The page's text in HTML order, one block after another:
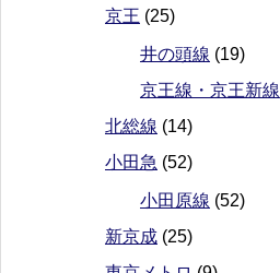
京王 (25)
井の頭線 (19)
京王線・京王新線
北総線 (14)
小田急 (52)
小田原線 (52)
新京成 (25)